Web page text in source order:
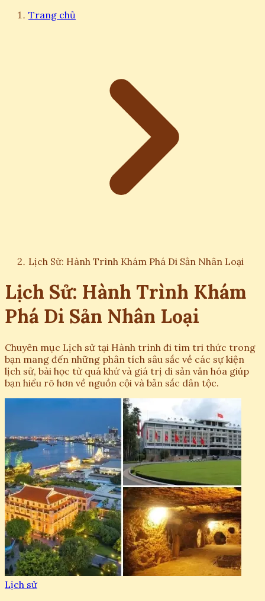
Trang chủ
Lịch Sử: Hành Trình Khám Phá Di Sản Nhân Loại
Lịch Sử: Hành Trình Khám
Phá Di Sản Nhân Loại
Chuyên mục Lịch sử tại Hành trình đi tìm tri thức trong
bạn mang đến những phân tích sâu sắc về các sự kiện
lịch sử, bài học từ quá khứ và giá trị di sản văn hóa giúp
bạn hiểu rõ hơn về nguồn cội và bản sắc dân tộc.
Lịch sử